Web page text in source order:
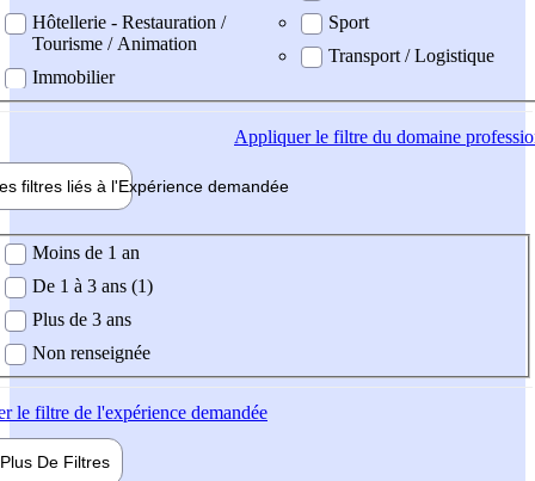
Hôtellerie - Restauration /
Tourisme / Animation
Immobilier
Sport
Transport / Logistique
Appliquerle filtre du domaine
filtres liés à l'Expérience demandée
demandée
Moins de 1 an
De 1 à 3 ans (1)
Plus de 3 ans
Non renseignée
le filtre de l'expérience demandée
Plus De Filtres